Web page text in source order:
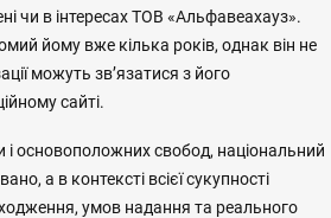
чи в інтересах ТОВ «Альфавеахауз».
йому вже кілька років, однак він не
можуть зв’язатися з його
сайті.
і основоположних свобод, національний
а в контексті всієї сукупності
умов надання та реального